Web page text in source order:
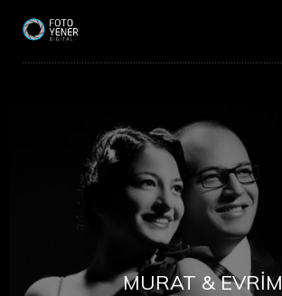
MURAT & EVRIM